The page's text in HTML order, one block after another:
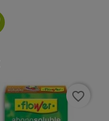
favorite_border